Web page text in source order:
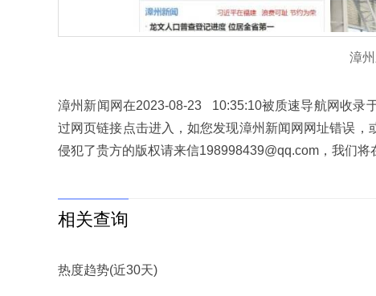
漳
漳州新闻网在2023-08-23 10:35:10被质速导航网收录
过网页链接点击进入，如您发现漳州新闻网网址错误
侵犯了贵方的版权请来信198998439@qq.com，我们将
相关查询
热度趋势(近30天)